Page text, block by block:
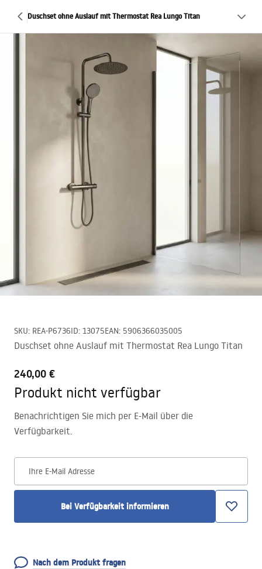
Duschset ohne Auslauf mit Thermostat Rea Lungo Titan
SKU: REA-P6736ID: 13075EAN: 5906366035005
Duschset ohne Auslauf mit Thermostat Rea Lungo Titan
240,00 €
Produkt nicht verfügbar
Benachrichtigen Sie mich per E-Mail über die
Verfügbarkeit.
Ihre E-Mail Adresse
Bei Verfügbarkeit informieren
Nach dem Produkt fragen